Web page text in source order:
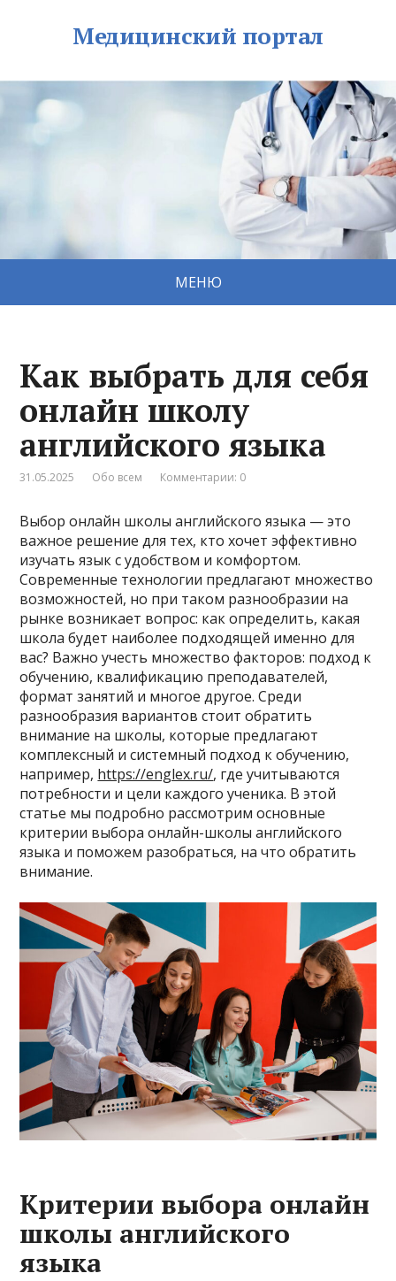
Медицинский портал
МЕНЮ
Как выбрать для себя
онлайн школу
английского языка
31.05.2025 Обо всем Комментарии: 0
Выбор онлайн школы английского языка — это
важное решение для тех, кто хочет эффективно
изучать язык с удобством и комфортом.
Современные технологии предлагают множество
возможностей, но при таком разнообразии на
рынке возникает вопрос: как определить, какая
школа будет наиболее подходящей именно для
вас? Важно учесть множество факторов: подход к
обучению, квалификацию преподавателей,
формат занятий и многое другое. Среди
разнообразия вариантов стоит обратить
внимание на школы, которые предлагают
комплексный и системный подход к обучению,
например, https://englex.ru/, где учитываются
потребности и цели каждого ученика. В этой
статье мы подробно рассмотрим основные
критерии выбора онлайн-школы английского
языка и поможем разобраться, на что обратить
внимание.
Критерии выбора онлайн
школы английского
языка